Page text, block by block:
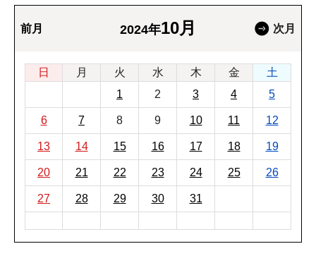
前月 2024年10月 次月
日 月 火 水 木 金
土
1
2 3 4 5
6 7 8 9 10 11 12
13 14 15 16 17 18 19
20 21 22 23 24 25 26
27 28 29 30 31